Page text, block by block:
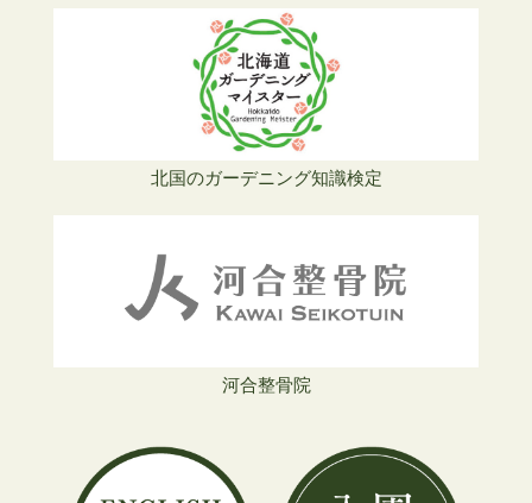
北国のガーデニング知識検定
河合整骨院